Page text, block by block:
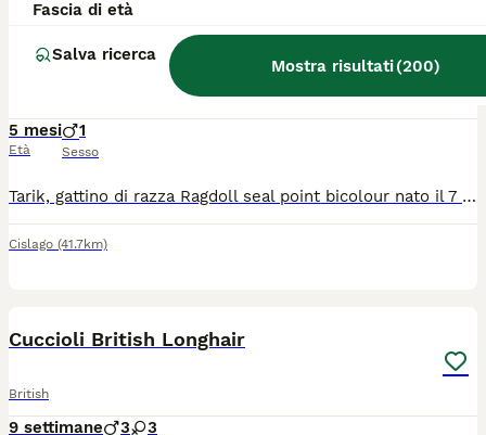
Fascia di età
Salva ricerca
Mostra risultati(200)
Ragdoll
5 mesi
Età
1
Sesso
Tarik, gattino di razza Ragdoll seal point bicolour nato il 7 marzo 2026. È un gattino dal temperamento vivace, grande giocherellone , intelligente e affettuoso . Ha pelo semilungo e setoso al tatto e magnetici occhi blu intenso . Tarik viene ceduto come gatto da compagnia con :pedigree FIAF riconosciuto ministerialmente , microchippato, vaccinato , sverminato , documentazione relativa ai genitori testati e negativi per PKD, HCM, Fiv,Felv e giardia, contratto di cessione .
Cislago (41.7km)
Cuccioli British Longhair
British
9 settimane 3 3